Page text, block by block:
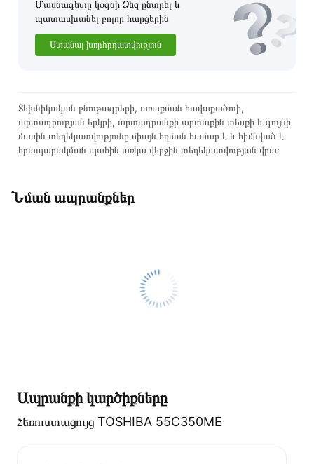
Մասնագետը կօգնի Ձեզ ընտրել և
պատասխանել բոլոր հարցերին
Ստանալ խորհրդատվություն
Տեխնիկական բնութագրերի, առաքման հավաքածուի,
արտադրության երկրի, արտադրանքի արտաքին տեսքի և գույնի
մասին տեղեկատվությունը միայն հղման համար է և հիմնված է
հրապարակման պահին առկա վերջին տեղեկատվության վրա։
Նման ապրանքներ
Ապրանքի կարծիքները
Հեռուստացույց TOSHIBA 55C350ME